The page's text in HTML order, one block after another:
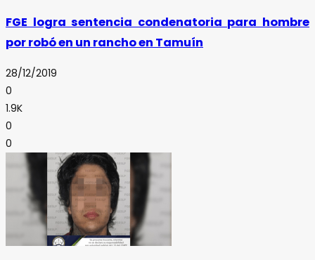
FGE logra sentencia condenatoria para hombre
por robó en un rancho en Tamuín
28/12/2019
0
1.9K
0
0